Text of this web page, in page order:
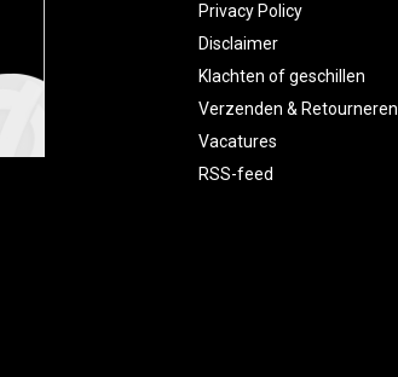
Privacy Policy
Disclaimer
Klachten of geschillen
Verzenden & Retourneren
Vacatures
RSS-feed